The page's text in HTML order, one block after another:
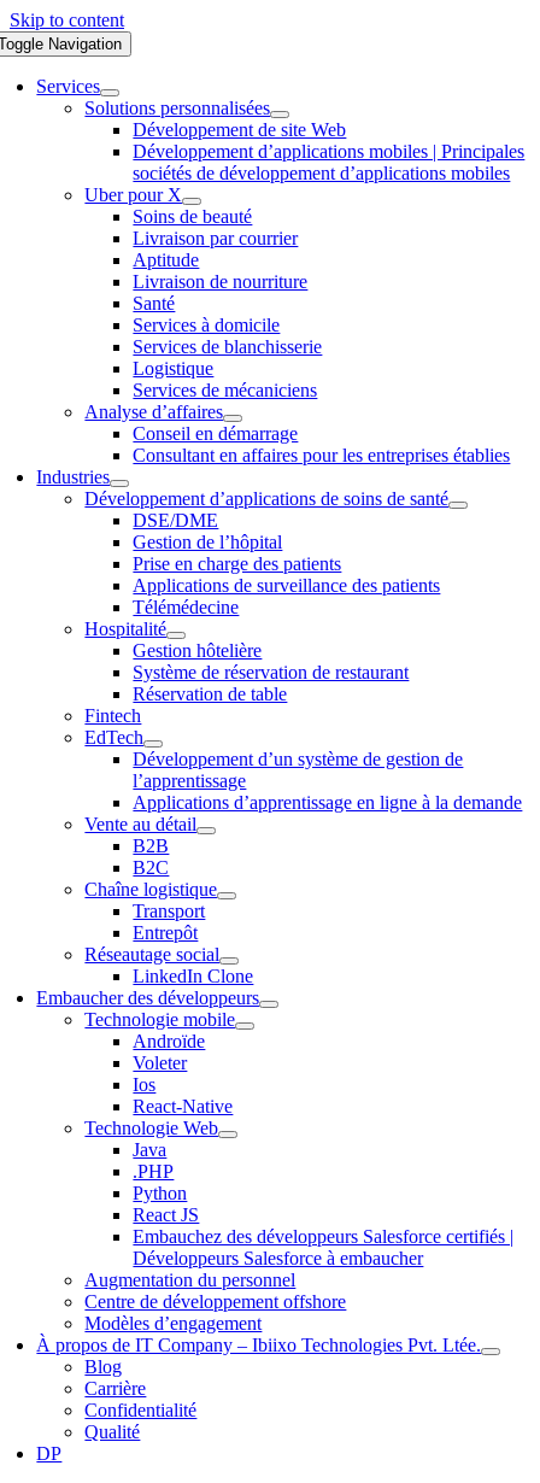
Skip to content
Navigation
Services
Solutions personnalisées
Développement de site Web
Développement d’applications mobiles | Principales
sociétés de développement d’applications mobiles
Uber pour X
Soins de beauté
Livraison par courrier
Aptitude
Livraison de nourriture
Santé
Services à domicile
Services de blanchisserie
Logistique
Services de mécaniciens
Analyse d’affaires
Conseil en démarrage
Consultant en affaires pour les entreprises établies
Industries
Développement d’applications de soins de santé
DSE/DME
Gestion de l’hôpital
Prise en charge des patients
Applications de surveillance des patients
Télémédecine
Hospitalité
Gestion hôtelière
Système de réservation de restaurant
Réservation de table
Fintech
EdTech
Développement d’un système de gestion de
l’apprentissage
Applications d’apprentissage en ligne à la demande
Vente au détail
B2B
B2C
Chaîne logistique
Transport
Entrepôt
Réseautage social
LinkedIn Clone
Embaucher des développeurs
Technologie mobile
Androïde
Voleter
Ios
React-Native
Technologie Web
Java
.PHP
Python
React JS
Embauchez des développeurs Salesforce certifiés |
Développeurs Salesforce à embaucher
Augmentation du personnel
Centre de développement offshore
Modèles d’engagement
À propos de IT Company – Ibiixo Technologies Pvt. Ltée.
Blog
Carrière
Confidentialité
Qualité
DP